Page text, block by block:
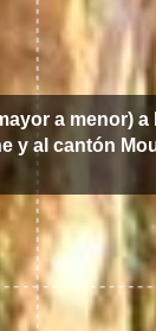
a menor)
y al cantón